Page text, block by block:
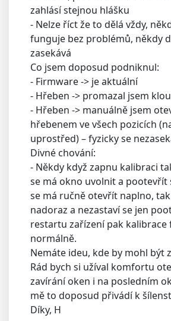
zahlásí stejnou hlášku
- Nelze říct že to dělá vždy,
funguje bez problémů, někdy
zasekává
Co jsem doposud podniknul:
- Firmware -> je aktuální
- Hřeben -> promazal jsem
- Hřeben -> manuálně jsem
hřebenem ve všech pozicích
uprostřed) – fyzicky se
Divné chování:
- Někdy když zapnu kalibraci
se má okno uvolnit a pootevřít
se má ručně otevřít naplno,
nadoraz a nezastaví se jen
restartu zařízení pak kalibrace
normálně.
Nemáte ideu, kde by mohl být
Rád bych si užíval komfortu
zavírání oken i na posledním
mě to doposud přivádí k
Díky, H